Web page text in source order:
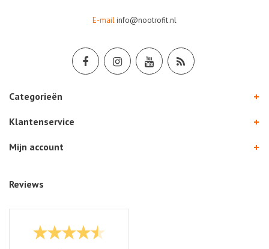
E-mailinfo@nootrofit.nl
Categorieën
Klantenservice
Mijn account
Reviews